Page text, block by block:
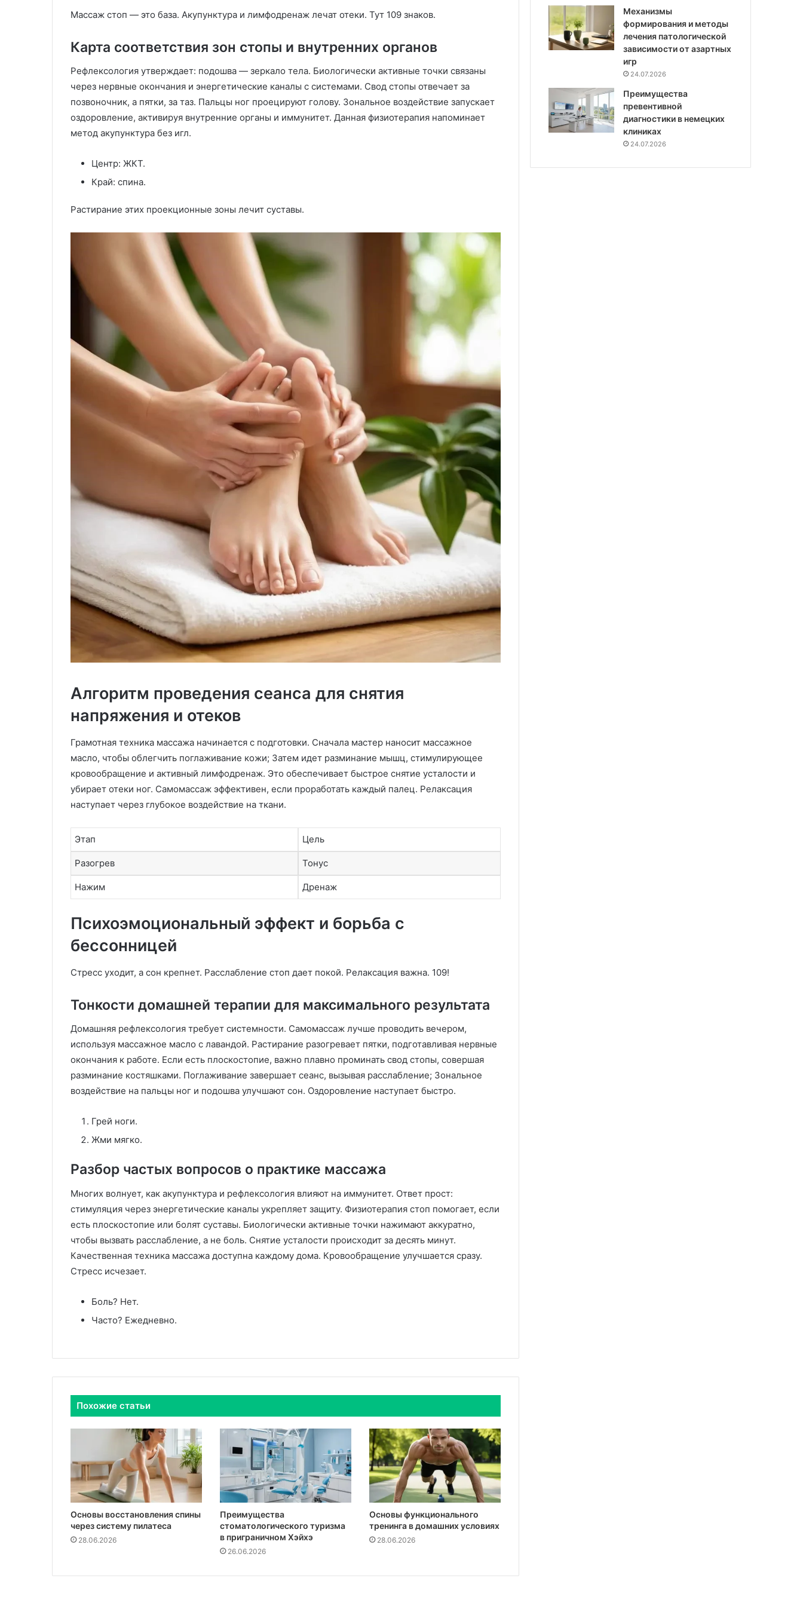
Массаж стоп — это база. Акупунктура и лимфодренаж лечат отеки. Тут 109 знаков.
Карта соответствия зон стопы и внутренних органов
Рефлексология утверждает: подошва — зеркало тела. Биологически активные точки связаны
через нервные окончания и энергетические каналы с системами. Свод стопы отвечает за
позвоночник, а пятки, за таз. Пальцы ног проецируют голову. Зональное воздействие запускает
оздоровление, активируя внутренние органы и иммунитет. Данная физиотерапия напоминает
метод акупунктура без игл.
Центр: ЖКТ.
Край: спина.
Растирание этих проекционные зоны лечит суставы.
Алгоритм проведения сеанса для снятия
напряжения и отеков
Грамотная техника массажа начинается с подготовки. Сначала мастер наносит массажное
масло, чтобы облегчить поглаживание кожи; Затем идет разминание мышц, стимулирующее
кровообращение и активный лимфодренаж. Это обеспечивает быстрое снятие усталости и
убирает отеки ног. Самомассаж эффективен, если проработать каждый палец. Релаксация
наступает через глубокое воздействие на ткани.
Этап Цель
Разогрев Тонус
Нажим Дренаж
Психоэмоциональный эффект и борьба с
бессонницей
Стресс уходит, а сон крепнет. Расслабление стоп дает покой. Релаксация важна. 109!
Тонкости домашней терапии для максимального результата
Домашняя рефлексология требует системности. Самомассаж лучше проводить вечером,
используя массажное масло с лавандой. Растирание разогревает пятки, подготавливая нервные
окончания к работе. Если есть плоскостопие, важно плавно проминать свод стопы, совершая
разминание костяшками. Поглаживание завершает сеанс, вызывая расслабление; Зональное
воздействие на пальцы ног и подошва улучшают сон. Оздоровление наступает быстро.
Грей ноги.
Жми мягко.
Разбор частых вопросов о практике массажа
Многих волнует, как акупунктура и рефлексология влияют на иммунитет. Ответ прост:
стимуляция через энергетические каналы укрепляет защиту. Физиотерапия стоп помогает, если
есть плоскостопие или болят суставы. Биологически активные точки нажимают аккуратно,
чтобы вызвать расслабление, а не боль. Снятие усталости происходит за десять минут.
Качественная техника массажа доступна каждому дома. Кровообращение улучшается сразу.
Стресс исчезает.
Боль? Нет.
Часто? Ежедневно.
Похожие статьи
Основы восстановления спины
через систему пилатеса
28.06.2026
Преимущества
стоматологического туризма
в приграничном Хэйхэ
26.06.2026
Основы функционального
тренинга в домашних условиях
28.06.2026
Механизмы
формирования и методы
лечения патологической
зависимости от азартных
игр
24.07.2026
Преимущества
превентивной
диагностики в немецких
клиниках
24.07.2026